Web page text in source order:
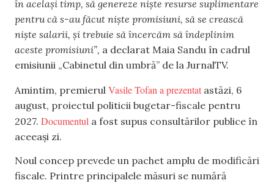
în același timp, să genereze niște resurse suplimentare
pentru că s-au făcut niște promisiuni, să se crească
niște salarii, și trebuie să încercăm să îndeplinim
aceste promisiuni”, a declarat Maia Sandu în cadrul
emisiunii „Cabinetul din umbră” de la JurnalTV.
Amintim, premierul Vasile Tofan a prezentat astăzi, 6
august, proiectul politicii bugetar-fiscale pentru
2027. Documentul a fost supus consultărilor publice în
aceeași zi.
Noul concep prevede un pachet amplu de modificări
fiscale. Printre principalele măsuri se numără